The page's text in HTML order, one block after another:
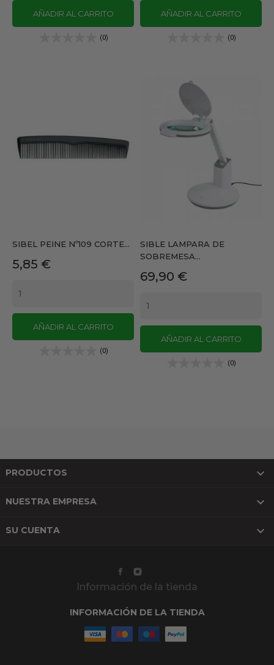
AÑADIR AL CARRITO
(0)
AÑADIR AL CARRITO
(0)
SIBEL PEINE Nº109 CORTE...
Precio
5,85 €
AÑADIR AL CARRITO
(0)
SIBLE LAMPARA DE
SOBREMESA...
Precio
69,90 €
AÑADIR AL CARRITO
(0)
PRODUCTOS 
NUESTRA EMPRESA 
SU CUENTA 
Información de la tienda
INFORMACIÓN DE LA TIENDA